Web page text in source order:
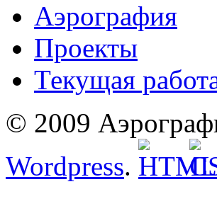
Аэрография
Проекты
Текущая
© 2009
Wordpress.